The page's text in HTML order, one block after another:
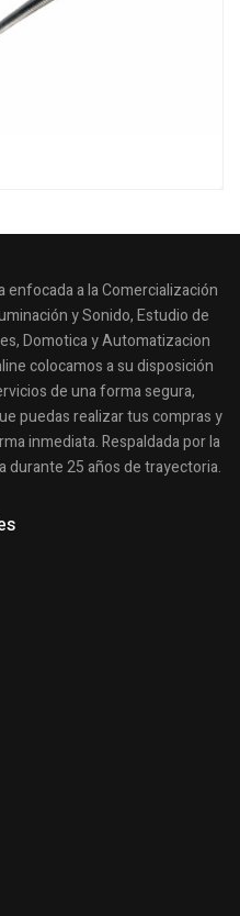
a la Comercialización
y Sonido, Estudio de
Domotica y Automatizacion
colocamos a su disposición
de una forma segura,
puedas realizar tus compras y
inmediata. Respaldada por la
durante 25 años de trayectoria.